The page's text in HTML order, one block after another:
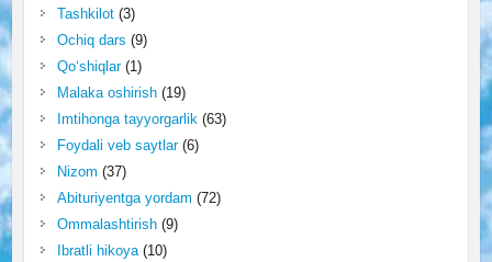
Tashkilot(3)
Ochiq dars (9)
Qo‘shiqlar(1)
Malaka oshirish(19)
Imtihonga tayyorgarlik (63)
Foydali veb saytlar(6)
Nizom (37)
Abituriyentga yordam (72)
Ommalashtirish(9)
Ibratli hikoya(10)